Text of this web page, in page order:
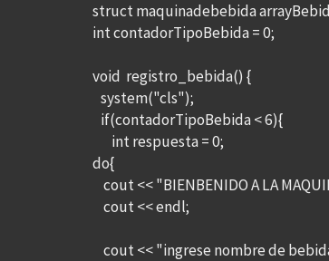
struct maquinadebebida
int contadorTipoBebida = 0;
void registro_bebida() {
system("cls");
if(contadorTipoBebida < 6){
int respuesta = 0;
do{
cout << "BIENBENIDO A LA
cout << endl;
cout << "ingrese nombre de